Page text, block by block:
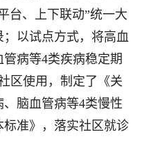
台、上下联动”统一大
以试点方式，将高血
病等4类疾病稳定期
区使用，制定了《关
脑血管病等4类慢性
准》，落实社区就诊